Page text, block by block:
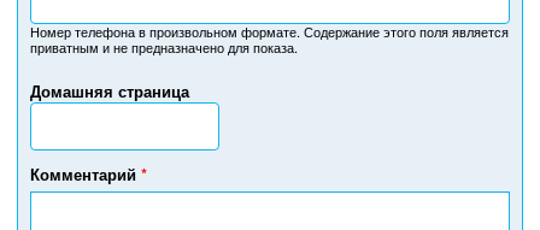
Домашняя страница
м
е
т
л
е
ф
Номер телефона в произвольном формате. Содержание этого поля является
приватным и не предназначено для показа.
Комментарий *